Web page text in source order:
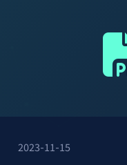
2023-11-15